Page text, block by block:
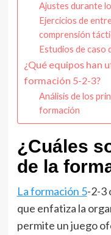
Ajustes durante
Ejercicios de
comprensión
Estudios de caso
¿Qué equipos han
formación 5-2-3?
Análisis de los
formación
¿Cuáles
de la
La formación 5-2-3
que enfatiza la
permite un juego